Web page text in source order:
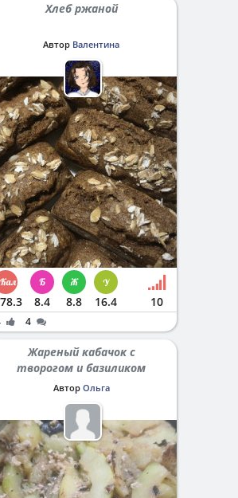
Хлеб ржаной
Автор Валентина
8.4 8.8 16.4 10
4
Жареный кабачок с
творогом и базиликом
Автор Ольга